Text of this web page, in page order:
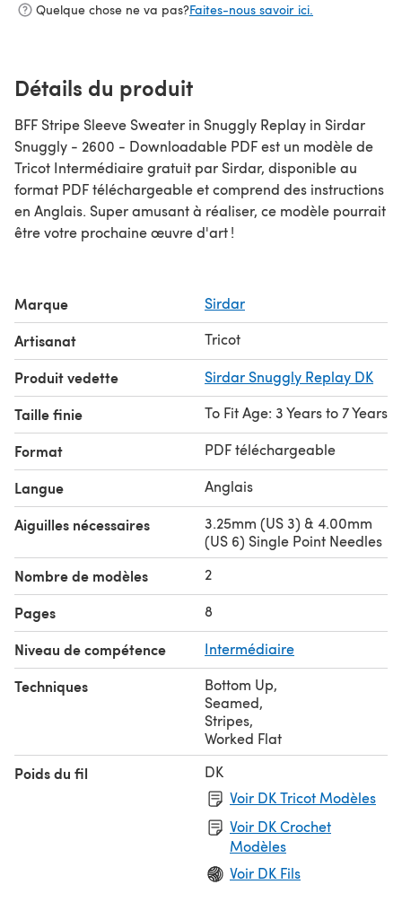
Quelque chose ne va pas?Faites-nous savoir ici.
Détails du produit
BFF Stripe Sleeve Sweater in Snuggly Replay in Sirdar
Snuggly - 2600 - Downloadable PDF est un modèle de
Tricot Intermédiaire gratuit par Sirdar, disponible au
format PDF téléchargeable et comprend des instructions
en Anglais. Super amusant à réaliser, ce modèle pourrait
être votre prochaine œuvre d'art !
Marque Sirdar
Artisanat Tricot
Produit vedette Sirdar Snuggly Replay DK
Taille finie To Fit Age: 3 Years to 7 Years
Format PDF téléchargeable
Langue Anglais
Aiguilles nécessaires
3.25mm (US 3) & 4.00mm
(US 6) Single Point Needles
Nombre de modèles 2
Pages 8
Niveau de compétence Intermédiaire
Techniques Bottom Up,
Seamed,
Stripes,
Worked Flat
Poids du fil
DK
Voir DK Tricot Modèles
Voir DK Crochet
Modèles
Voir DK Fils